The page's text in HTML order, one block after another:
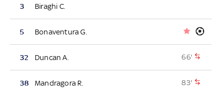
3 Biraghi C.
5 Bonaventura G.
32 Duncan A. 66'
38 Mandragora R. 83'